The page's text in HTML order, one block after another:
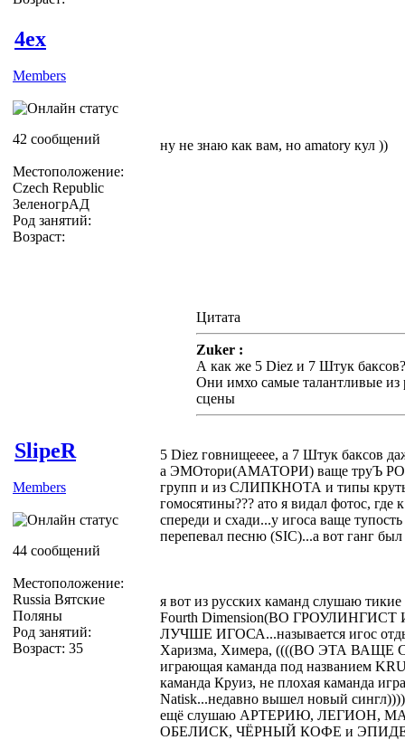
4ex
Members
42 сообщений
Местоположение:
Czech Republic
ЗеленогрАД
Род занятий:
Возраст:
ну не знаю как вам, но amatory кул ))
SlipeR
Members
44 сообщений
Местоположение:
Russia Вятские
Поляны
Род занятий:
Возраст: 35
Цитата
Zuker :
А как же 5 Diez и 7 Штук баксов?
Они имхо самые талантливые из
сцены
5 Diez говнищееее, а 7 Штук баксов
а ЭМОтори(АМАТОРИ) ваще труЪ
групп и из СЛИПКНОТА и типы
гомосятины??? ато я видал фотос, где
спереди и схади...у игоса ваще
перепевал песню (SIC)...а вот ганг
я вот из русских каманд слушаю
Fourth Dimension(ВО
ЛУЧШЕ ИГОСА...называется игос
Харизма, Химера, ((((ВО ЭТА ВАЩЕ
играющая каманда под названием
каманда Круиз, не плохая каманда
Natisk...недавно вышел новый
ещё слушаю АРТЕРИЮ, ЛЕГИОН,
ОБЕЛИСК, ЧЁРНЫЙ КОФЕ и